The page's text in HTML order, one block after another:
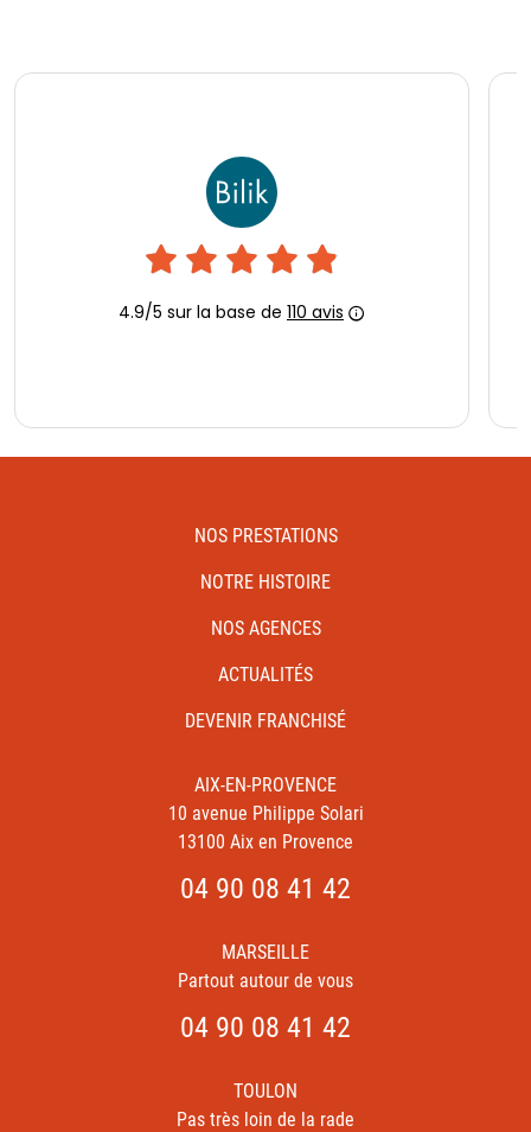
NOS PRESTATIONS
NOTRE HISTOIRE
NOS AGENCES
ACTUALITÉS
DEVENIR FRANCHISÉ
AIX-EN-PROVENCE
10 avenue Philippe Solari
13100 Aix en Provence
04 90 08 41 42
MARSEILLE
Partout autour de vous
04 90 08 41 42
TOULON
Pas très loin de la rade